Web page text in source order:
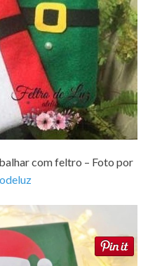
com feltro – Foto por